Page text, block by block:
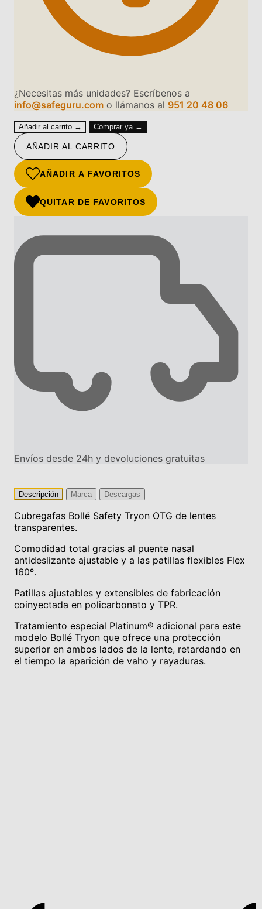
¿Necesitas más unidades? Escríbenos a
info@safeguru.com o llámanos al 951 20 48 06
Añadir al carrito → Comprar ya →
AÑADIR AL CARRITO
AÑADIR A FAVORITOS
QUITAR DE FAVORITOS
Envíos desde 24h y devoluciones gratuitas
Descripción Marca Descargas
Cubregafas Bollé Safety Tryon OTG de lentes
transparentes.
Comodidad total gracias al puente nasal
antideslizante ajustable y a las patillas flexibles Flex
160º.
Patillas ajustables y extensibles de fabricación
coinyectada en policarbonato y TPR.
Tratamiento especial Platinum® adicional para este
modelo Bollé Tryon que ofrece una protección
superior en ambos lados de la lente, retardando en
el tiempo la aparición de vaho y rayaduras.